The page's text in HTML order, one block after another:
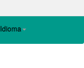
Idioma